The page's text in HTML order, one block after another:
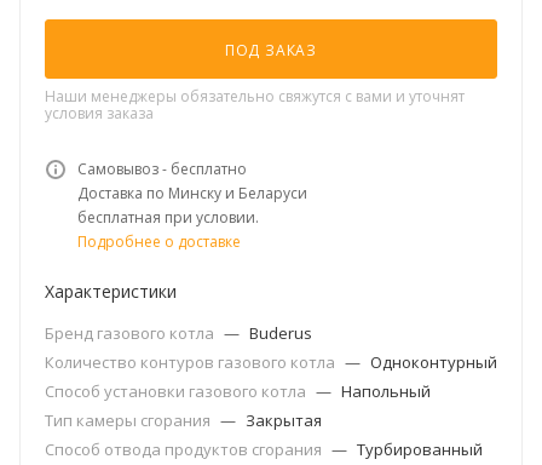
ПОД ЗАКАЗ
Наши менеджеры обязательно свяжутся с вами и уточнят
условия заказа
Самовывоз - бесплатно
Доставка по Минску и Беларуси
бесплатная при условии.
Подробнее о доставке
Характеристики
Бренд газового котла — Buderus
Количество контуров газового котла — Одноконтурный
Способ установки газового котла — Напольный
Тип камеры сгорания — Закрытая
Способ отвода продуктов сгорания — Турбированный